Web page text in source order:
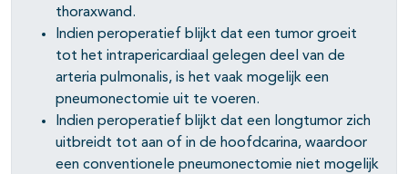
thoraxwand.
Indien peroperatief blijkt dat een tumor groeit
tot het intrapericardiaal gelegen deel van de
arteria pulmonalis, is het vaak mogelijk een
pneumonectomie uit te voeren.
Indien peroperatief blijkt dat een longtumor zich
uitbreidt tot aan of in de hoofdcarina, waardoor
een conventionele pneumonectomie niet mogelijk